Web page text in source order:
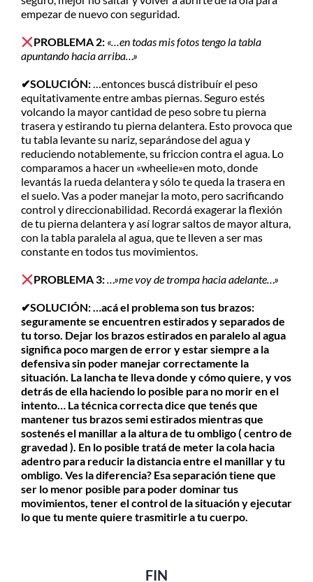
empezar de nuevo con seguridad.
PROBLEMA 2: «…en todas mis fotos tengo la tabla
apuntando hacia arriba…»
✔SOLUCIÓN:…entonces buscá distribuír el peso
equitativamente entre ambas piernas. Seguro estés
volcando la mayor cantidad de peso sobre tu pierna
trasera y estirando tu pierna delantera. Esto provoca que
tu tabla levante su nariz, separándose del agua y
reduciendo notablemente, su friccion contra el agua. Lo
comparamos a hacer un «wheelie»en moto, donde
levantás la rueda delantera y sólo te queda la trasera en
el suelo. Vas a poder manejar la moto, pero sacrificando
control y direccionabilidad. Recordá exagerar la flexión
de tu pierna delantera y así lograr saltos de mayor altura,
con la tabla paralela al agua, que te lleven a ser mas
constante en todos tus movimientos.
PROBLEMA 3:…»me voy de trompa hacia adelante…»
✔SOLUCIÓN: …acá el problema son tus brazos:
seguramente se encuentren estirados y separados de
tu torso. Dejar los brazos estirados en paralelo al agua
significa poco margen de error y estar siempre a la
defensiva sin poder manejar correctamente la
situación. La lancha te lleva donde y cómo quiere, y vos
detrás de ella haciendo lo posible para no morir en el
intento… La técnica correcta dice que tenés que
mantener tus brazos semi estirados mientras que
sostenés el manillar a la altura de tu ombligo ( centro de
gravedad ). En lo posible tratá de meter la cola hacia
adentro para reducir la distancia entre el manillar y tu
ombligo. Ves la diferencia? Esa separación tiene que
ser lo menor posible para poder dominar tus
movimientos, tener el control de la situación y ejecutar
lo que tu mente quiere trasmitirle a tu cuerpo.
FIN